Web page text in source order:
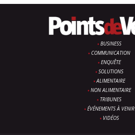
BUSINESS
COMMUNICATION
ENQUÊTE
SOLUTIONS
ALIMENTAIRE
NON ALIMENTAIRE
TRIBUNES
ÉVÉNEMENTS À VENIR
VIDÉOS